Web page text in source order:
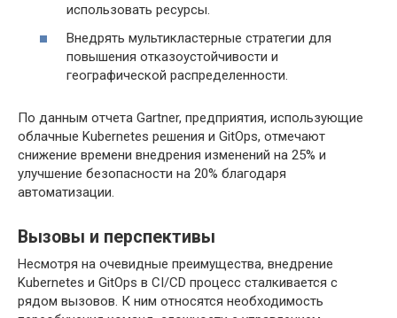
использовать ресурсы.
Внедрять мультикластерные стратегии для
повышения отказоустойчивости и
географической распределенности.
По данным отчета Gartner, предприятия, использующие
облачные Kubernetes решения и GitOps, отмечают
снижение времени внедрения изменений на 25% и
улучшение безопасности на 20% благодаря
автоматизации.
Вызовы и перспективы
Несмотря на очевидные преимущества, внедрение
Kubernetes и GitOps в CI/CD процесс сталкивается с
рядом вызовов. К ним относятся необходимость